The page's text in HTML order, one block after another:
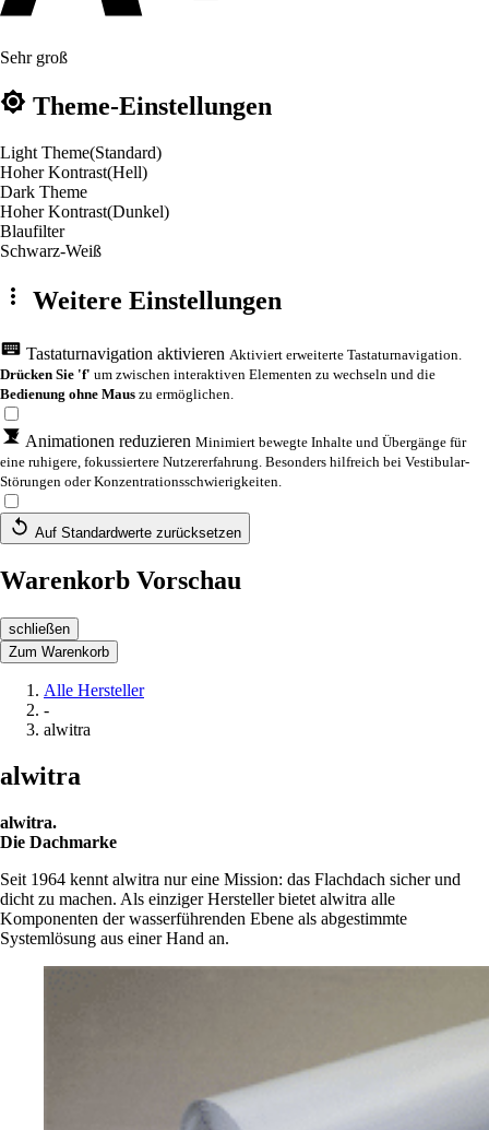
Sehr groß
Theme-Einstellungen
Light Theme(Standard)
Hoher Kontrast(Hell)
Dark Theme
Hoher Kontrast(Dunkel)
Blaufilter
Schwarz-Weiß
Weitere Einstellungen
Tastaturnavigation aktivieren Aktiviert erweiterte Tastaturnavigation.
Drücken Sie 'f' um zwischen interaktiven Elementen zu wechseln und die
Bedienung ohne Maus zu ermöglichen.
Animationen reduzieren Minimiert bewegte Inhalte und Übergänge für
eine ruhigere, fokussiertere Nutzererfahrung. Besonders hilfreich bei Vestibular-
Störungen oder Konzentrationsschwierigkeiten.
Auf Standardwerte zurücksetzen
Warenkorb Vorschau
schließen
Zum Warenkorb
Alle Hersteller
-
alwitra
alwitra
alwitra.
Die Dachmarke
Seit 1964 kennt alwitra nur eine Mission: das Flachdach sicher und
dicht zu machen. Als einziger Hersteller bietet alwitra alle
Komponenten der wasserführenden Ebene als abgestimmte
Systemlösung aus einer Hand an.